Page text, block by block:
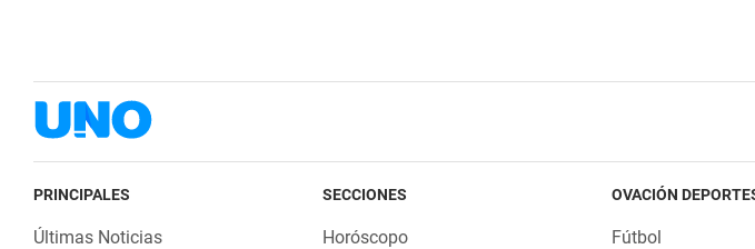
PRINCIPALES
Últimas Noticias
SECCIONES
Horóscopo
OVACIÓN
Fútbol